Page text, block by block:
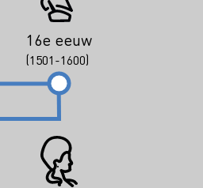
16e eeuw
(1501-1600)